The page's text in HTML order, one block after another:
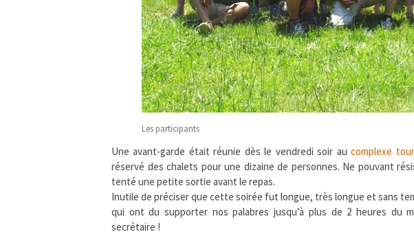
Les participants
Une avant-garde était réunie dès le vendredi soir aucomplexe
réservé des chalets pour une dizaine de personnes. Ne pouvant
tenté une petite sortie avant le repas.
Inutile de préciser que cette soirée fut longue, très longue et sans
qui ont du supporter nos palabres jusqu’à plus de 2 heures du
secrétaire !